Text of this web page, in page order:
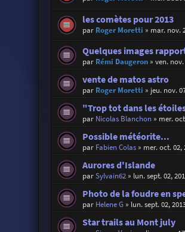
les comètes pour 2013
par Roger Moretti » mar. nov.
Quelques images
par Rémi Daugeron» ven. nov.
vente de matos astro
par Roger Moretti » jeu. nov.
"Trop tot dans les
par Nicolas Blanchon» mer.
Possible météorite...
par Fabien Colas» mer. oct. 02,
Aurores d'Islande
parSylvain62» lun. sept. 02,
Photo de la foudre en
par Helene G» lun. sept. 02,
Star trails au Mont july